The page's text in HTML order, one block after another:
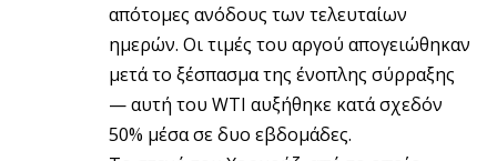
απότομες ανόδους των τελευταίων
ημερών. Οι τιμές του αργού απογειώθηκαν
μετά το ξέσπασμα της ένοπλης σύρραξης
— αυτή του WTI αυξήθηκε κατά σχεδόν
50% μέσα σε δυο εβδομάδες.